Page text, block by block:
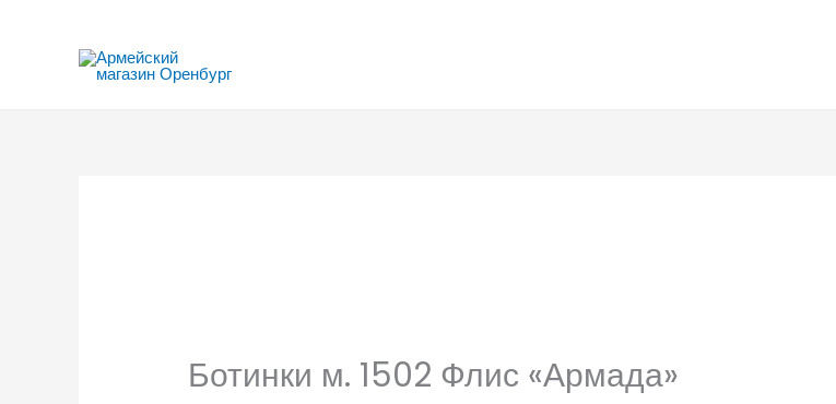
содержимому
Ботинки м. 1502 Флис «Армада»